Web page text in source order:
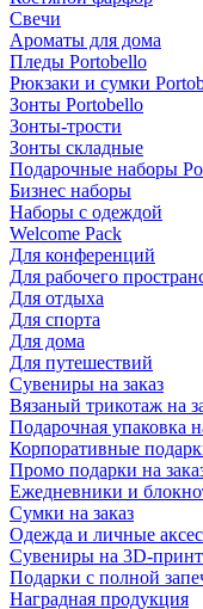
Свечи
Ароматы для дома
Пледы Portobello
Рюкзаки и сумки
Зонты Portobello
Зонты-трости
Зонты складные
Подарочные наборы
Бизнес наборы
Наборы с одеждой
Welcome Pack
Для конференций
Для рабочего
Для отдыха
Для спорта
Для дома
Для путешествий
Сувениры на заказ
Вязаный трикотаж на
Подарочная упаковка
Корпоративные
Промо подарки на
Ежедневники и
Сумки на заказ
Одежда и личные
Сувениры на 3D-
Подарки с полной
Наградная продукция